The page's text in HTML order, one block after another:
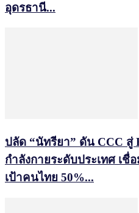
อุดรธานี...
ปลัด “นัทรียา” ดัน CCC สู่
กำลังกายระดับประเทศ เชื่
เป้าคนไทย 50%...